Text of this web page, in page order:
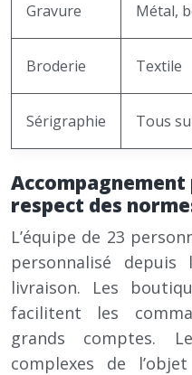
Gravure Métal,
Broderie Textile
Sérigraphie Tous
respect des
L’équipe de 23
personnalisé depuis
livraison. Les
facilitent les
grands comptes.
complexes de